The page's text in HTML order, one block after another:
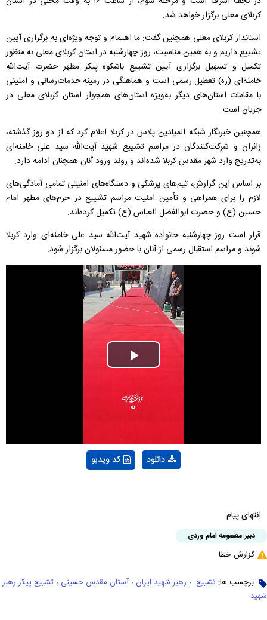
کربلای معلی برگزار خواهد شد.
استاندار کربلای معلی همچنین گفت: ما اهتمام و توجه ویژه‌ای به برگزاری آیین
تشییع داریم و به همین مناسبت، روز چهارشنبه در استان کربلای معلی به منظور
تکمیل و تسهیل برگزاری آیین تشییع باشکوه پیکر مطهر حضرت آیت‌الله
خامنه‌ای (ره) تعطیل رسمی است و هماهنگی در زمینه خدمات‌رسانی و امنیتی
با مقامات استان‌های دیگر به‌ویژه استان‌های همجوار استان کربلای معلی در
جریان است.
همچنین خبرنگار شبکه المیادین پلاس در کربلا اعلام کرد که از دو روز گذشته،
زائران و شرکت‌کنندگان در مراسم تشییع شهید آیت‌الله سید علی خامنه‌ای
به‌تدریج وارد شهر مقدس کربلا شده‌اند و روند ورود آنان همچنان ادامه دارد.
بر اساس این گزارش، تیم‌های پزشکی و دستگاه‌های امنیتی تمامی آمادگی‌های
لازم را برای همراهی و تأمین امنیت مراسم تشییع در حرم‌های مطهر امام
حسین (ع) و حضرت ابوالفضل العباس (ع) تکمیل کرده‌اند.
قرار است روز چهارشنبه خانواده شهید آیت‌الله سید علی خامنه‌ای وارد کربلا
شوند و مراسم استقبال رسمی از آنان با حضور مسئولان برگزار شود.
Play
Video
کد ویدیو دانلود
انتهای پیام
دبیر:معصومه امام وردی
گزارش خطا
برچسب ها: تشییع ‌ ، رهبر شهید ایران ، آستان مقدس حسینی ، تشییع پیکر رهبر
شهید